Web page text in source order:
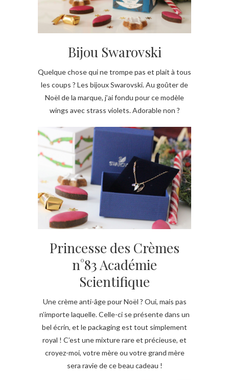
Bijou Swarovski
Quelque chose qui ne trompe pas et plait à tous
les coups ? Les bijoux Swarovski. Au goûter de
Noël de la marque, j’ai fondu pour ce modèle
wings avec strass violets. Adorable non ?
Princesse des Crèmes
n°83 Académie
Scientifique
Une crème anti-âge pour Noël ? Oui, mais pas
n’importe laquelle. Celle-ci se présente dans un
bel écrin, et le packaging est tout simplement
royal ! C’est une mixture rare et précieuse, et
croyez-moi, votre mère ou votre grand mère
sera ravie de ce beau cadeau !